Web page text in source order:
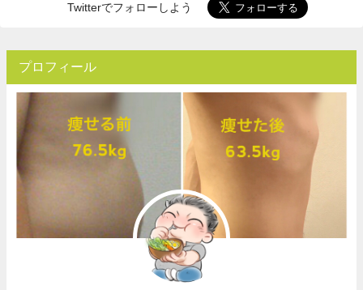
Twitterでフォローしよう
プロフィール